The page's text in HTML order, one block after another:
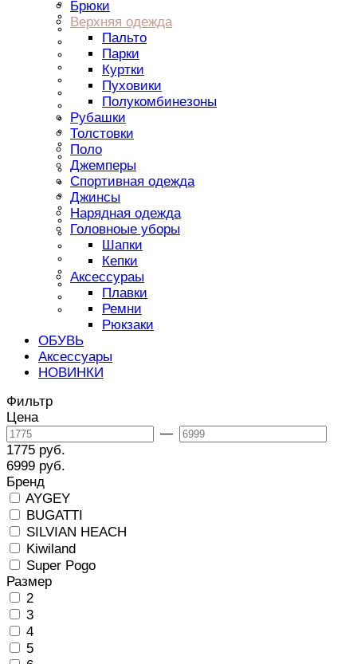
Leo King
Love Mom Mo
MEILISA BAI
MISS BLUMARINE
Maksimm
Marions
MiMiSol
Miasin
Moi Noi
Muffinandco.
Musti
NKS
NORTH SAILS
PARROT
Paul&Joe
Petit Lapin
Puros Poro
SILVIAN HEACH
SLY
SYS
Sani
Super Pogo
Twin-Set
Unik Kids
Victory Sun
Брюки
Верхняя одежда
Пальто
Парки
Куртки
Пуховики
Полукомбинезоны
Рубашки
Толстовки
Поло
Джемперы
Спортивная одежда
Джинсы
Нарядная одежда
Головноые уборы
Шапки
Кепки
Аксессураы
Плавки
Ремни
Рюкзаки
ОБУВЬ
Аксессуары
НОВИНКИ
Фильтр
Цена
—
1775 руб.
6999 руб.
Бренд
AYGEY
BUGATTI
SILVIAN HEACH
Kiwiland
Super Pogo
Размер
2
3
4
5